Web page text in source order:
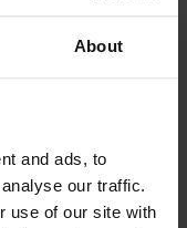
About
and ads, to
our traffic.
use of our site with
безпеки